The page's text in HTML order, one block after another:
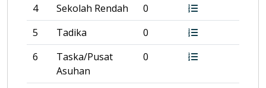
4 Sekolah Rendah
0
5
Tadika
0
6
Taska/Pusat
Asuhan
0